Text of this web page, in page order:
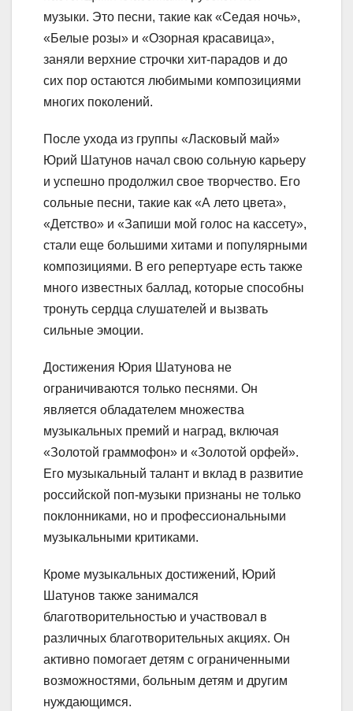
музыки. Это песни, такие как «Седая ночь»,
«Белые розы» и «Озорная красавица»,
заняли верхние строчки хит-парадов и до
сих пор остаются любимыми композициями
многих поколений.
После ухода из группы «Ласковый май»
Юрий Шатунов начал свою сольную карьеру
и успешно продолжил свое творчество. Его
сольные песни, такие как «А лето цвета»,
«Детство» и «Запиши мой голос на кассету»,
стали еще большими хитами и популярными
композициями. В его репертуаре есть также
много известных баллад, которые способны
тронуть сердца слушателей и вызвать
сильные эмоции.
Достижения Юрия Шатунова не
ограничиваются только песнями. Он
является обладателем множества
музыкальных премий и наград, включая
«Золотой граммофон» и «Золотой орфей».
Его музыкальный талант и вклад в развитие
российской поп-музыки признаны не только
поклонниками, но и профессиональными
музыкальными критиками.
Кроме музыкальных достижений, Юрий
Шатунов также занимался
благотворительностью и участвовал в
различных благотворительных акциях. Он
активно помогает детям с ограниченными
возможностями, больным детям и другим
нуждающимся.